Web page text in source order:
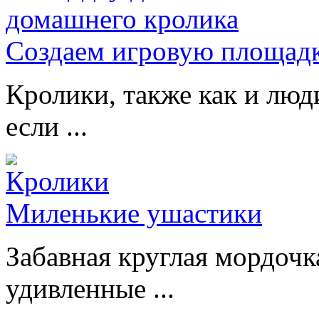
Создаем игровую
Кролики, также как и
если ...
Миленькие ушастики
Забавная круглая
удивленные ...